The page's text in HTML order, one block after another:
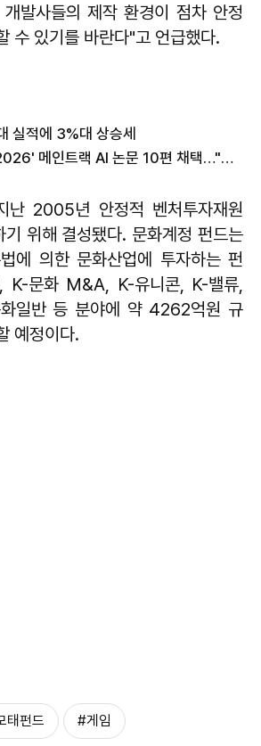
발사들의 제작 환경이 점차 안정
수 있기를 바란다"고 언급했다.
실적에 3%대 상승세
크래프톤, 'ICML 2026' 메인트랙 AI 논문 10편 채택…"역대 최대 성과"
난 2005년 안정적 벤처투자재원
기 위해 결성됐다. 문화계정 펀드는
에 의한 문화산업에 투자하는 펀
K-문화 M&A, K-유니콘, K-밸류,
일반 등 분야에 약 4262억원 규
예정이다.
태펀드 #게임